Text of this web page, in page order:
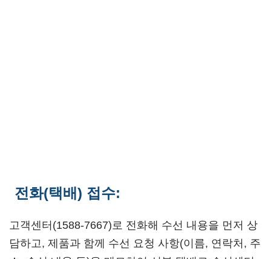
전화(택배) 접수:
고객센터(1588-7667)로 전화해 수선 내용을 먼저 상
담하고, 제품과 함께 수선 요청 사항(이름, 연락처, 주